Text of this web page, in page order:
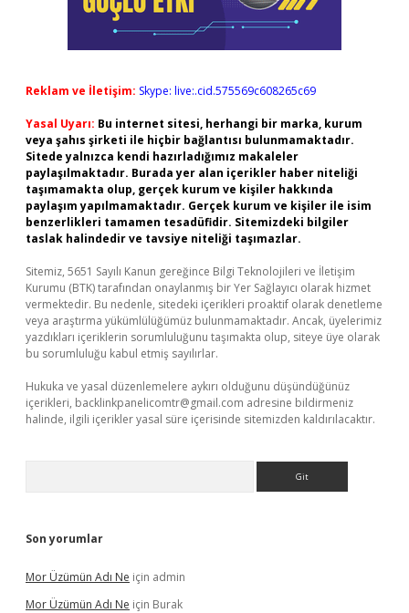
Reklam ve İletişim: Skype: live:.cid.575569c608265c69
Yasal Uyarı: Bu internet sitesi, herhangi bir marka, kurum
veya şahıs şirketi ile hiçbir bağlantısı bulunmamaktadır.
Sitede yalnızca kendi hazırladığımız makaleler
paylaşılmaktadır. Burada yer alan içerikler haber niteliği
taşımamakta olup, gerçek kurum ve kişiler hakkında
paylaşım yapılmamaktadır. Gerçek kurum ve kişiler ile isim
benzerlikleri tamamen tesadüfidir. Sitemizdeki bilgiler
taslak halindedir ve tavsiye niteliği taşımazlar.
Sitemiz, 5651 Sayılı Kanun gereğince Bilgi Teknolojileri ve İletişim
Kurumu (BTK) tarafından onaylanmış bir Yer Sağlayıcı olarak hizmet
vermektedir. Bu nedenle, sitedeki içerikleri proaktif olarak denetleme
veya araştırma yükümlülüğümüz bulunmamaktadır. Ancak, üyelerimiz
yazdıkları içeriklerin sorumluluğunu taşımakta olup, siteye üye olarak
bu sorumluluğu kabul etmiş sayılırlar.
Hukuka ve yasal düzenlemelere aykırı olduğunu düşündüğünüz
içerikleri, backlinkpanelicomtr@gmail.com adresine bildirmeniz
halinde, ilgili içerikler yasal süre içerisinde sitemizden kaldırılacaktır.
Son yorumlar
Mor Üzümün Adı Ne için admin
Mor Üzümün Adı Ne için Burak